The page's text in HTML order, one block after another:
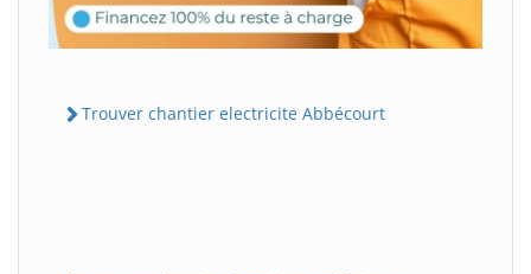
Trouver chantier electricite Abbécourt